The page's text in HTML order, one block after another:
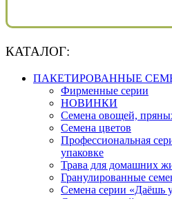
КАТАЛОГ:
ПАКЕТИРОВАННЫЕ
Фирменные серии
НОВИНКИ
Семена овощей,
Семена цветов
Профессиональная
упаковке
Трава для домашних
Гранулированные
Семена серии «Даёшь